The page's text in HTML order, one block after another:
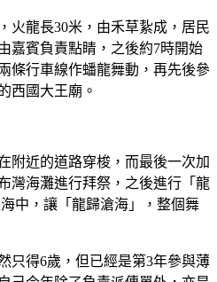
火龍長30米，由禾草紥成，居民
嘉賓負責點睛，之後約7時開始
條行車線作蟠龍舞動，再先後參
西國大王廟。
附近的道路穿梭，而最後一次加
灣海灘進行拜祭，之後進行「龍
中，讓「龍歸滄海」，整個舞
只得6歲，但已經是第3年參與薄